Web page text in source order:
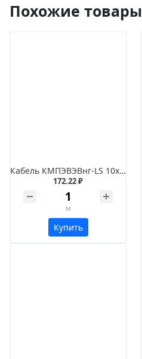
Похожие товары
Кабель КМПЭВЭВнг-LS 10х1,5
172.22 ₽
м
Купить